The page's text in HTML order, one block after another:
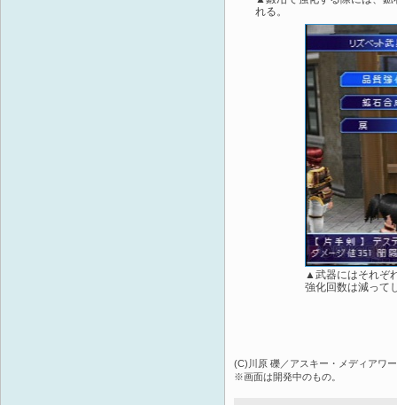
れる。
▲武器にはそれぞ
強化回数は減って
(C)川原 礫／アスキー・メディアワ
※画面は開発中のもの。